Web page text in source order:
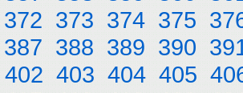
372 373 374 375
387 388 389 390
402 403 404 405